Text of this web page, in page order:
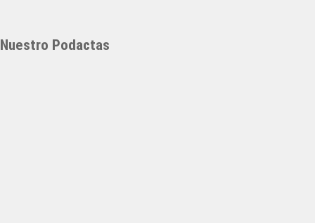
Nuestro Podactas